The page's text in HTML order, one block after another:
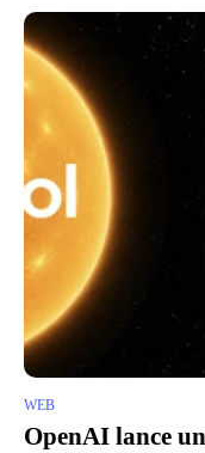
WEB
OpenAI lance